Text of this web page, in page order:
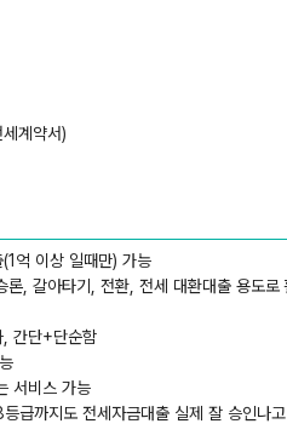
계약서)
억 이상 일때만) 가능
론, 갈아타기, 전환, 전세 대환대출 용도로
간단+단순함
서비스 가능
급까지도 전세자금대출 실제 잘 승인나